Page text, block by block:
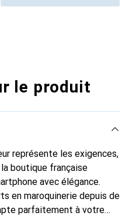
le produit
représente les exigences,
boutique française
avec élégance.
en maroquinerie depuis de
parfaitement à votre